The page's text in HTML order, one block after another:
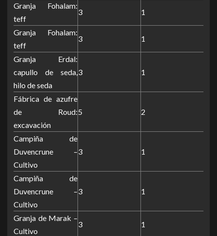
Granja Fohalam:
teff
3 1
Granja Fohalam:
teff
3 1
Granja Erdal:
capullo de seda,
hilo de seda
3 1
Fábrica de azufre
de Roud:
excavación
5 2
Campiña de
Duvencrune –
Cultivo
3 1
Campiña de
Duvencrune –
Cultivo
3 1
Granja de Marak –
Cultivo
3 1